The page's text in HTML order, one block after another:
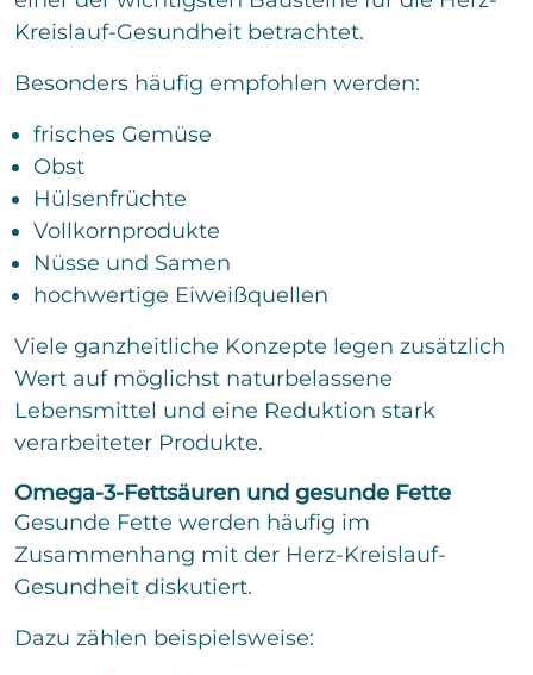
Kreislauf-Gesundheit betrachtet.
Besonders häufig empfohlen werden:
frisches Gemüse
Obst
Hülsenfrüchte
Vollkornprodukte
Nüsse und Samen
hochwertige Eiweißquellen
Viele ganzheitliche Konzepte legen zusätzlich
Wert auf möglichst naturbelassene
Lebensmittel und eine Reduktion stark
verarbeiteter Produkte.
Omega-3-Fettsäuren und gesunde Fette
Gesunde Fette werden häufig im
Zusammenhang mit der Herz-Kreislauf-
Gesundheit diskutiert.
Dazu zählen beispielsweise: